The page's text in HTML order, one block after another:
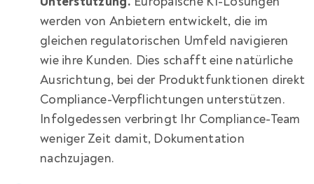
werden von Anbietern entwickelt, die im
gleichen regulatorischen Umfeld navigieren
wie ihre Kunden. Dies schafft eine natürliche
Ausrichtung, bei der Produktfunktionen direkt
Compliance-Verpflichtungen unterstützen.
Infolgedessen verbringt Ihr Compliance-Team
weniger Zeit damit, Dokumentation
nachzujagen.